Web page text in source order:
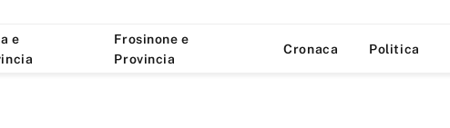
e
Frosinone e
Provincia
Cronaca Politica